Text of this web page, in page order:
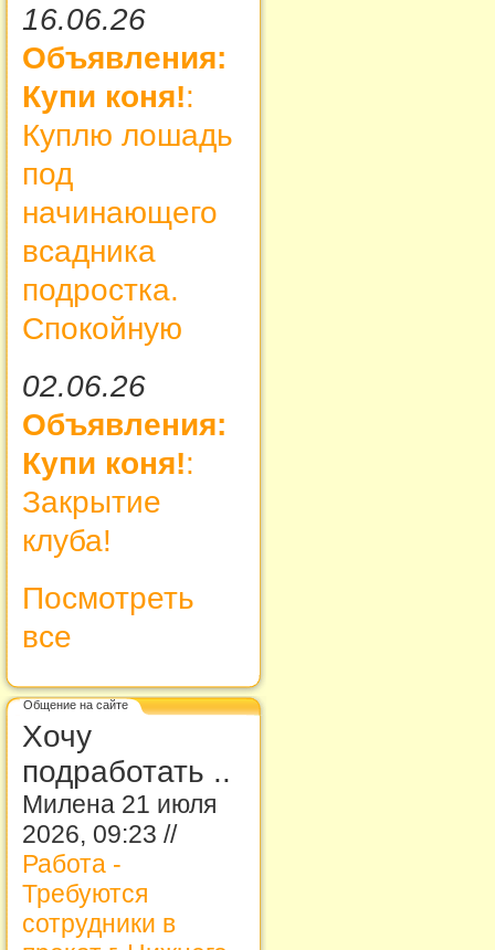
16.06.26
Объявления:
Купи коня!:
Куплю лошадь
под
начинающего
всадника
подростка.
Спокойную
02.06.26
Объявления:
Купи коня!:
Закрытие
клуба!
Посмотреть
все
Общение на сайте
Хочу
подработать ..
Милена 21 июля
2026, 09:23 //
Работа -
Требуются
сотрудники в